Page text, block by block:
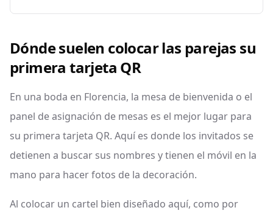
Dónde suelen colocar las parejas su
primera tarjeta QR
En una boda en Florencia, la mesa de bienvenida o el
panel de asignación de mesas es el mejor lugar para
su primera tarjeta QR. Aquí es donde los invitados se
detienen a buscar sus nombres y tienen el móvil en la
mano para hacer fotos de la decoración.
Al colocar un cartel bien diseñado aquí, como por